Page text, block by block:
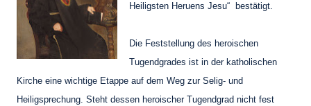
Heiligsten Heruens Jesu“ bestätigt.
Die Feststellung des heroischen
Tugendgrades ist in der katholischen
Kirche eine wichtige Etappe auf dem Weg zur Selig- und
Heiligsprechung. Steht dessen heroischer Tugendgrad nicht fest